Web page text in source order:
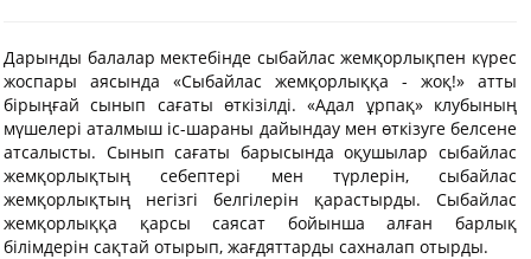
Дарынды балалар мектебінде сыбайлас жемқорлықпен күрес
жоспары аясында «Сыбайлас жемқорлыққа - жоқ!» атты
бірыңғай сынып сағаты өткізілді. «Адал ұрпақ» клубының
мүшелері аталмыш іс-шараны дайындау мен өткізуге белсене
атсалысты. Сынып сағаты барысында оқушылар сыбайлас
жемқорлықтың себептері мен түрлерін, сыбайлас
жемқорлықтың негізгі белгілерін қарастырды. Сыбайлас
жемқорлыққа қарсы саясат бойынша алған барлық
білімдерін сақтай отырып, жағдяттарды сахналап отырды.